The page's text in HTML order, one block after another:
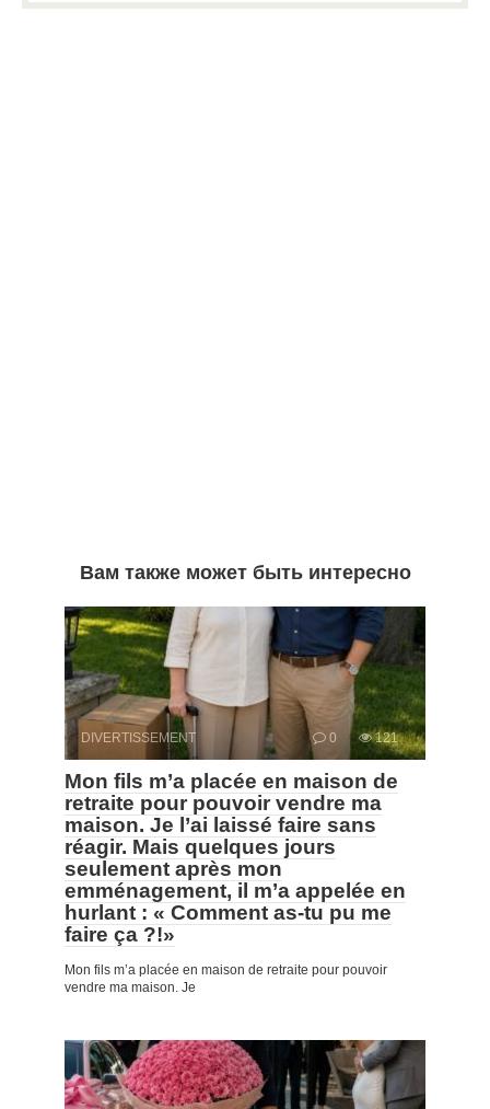
Вам также может быть интересно
DIVERTISSEMENT 0 121
Mon fils m’a placée en maison de
retraite pour pouvoir vendre ma
maison. Je l’ai laissé faire sans
réagir. Mais quelques jours
seulement après mon
emménagement, il m’a appelée en
hurlant : « Comment as-tu pu me
faire ça ?!»
Mon fils m’a placée en maison de retraite pour pouvoir
vendre ma maison. Je